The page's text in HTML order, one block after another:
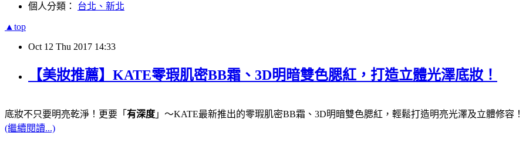
個人分類： 台北、新北
▲top
Oct 12 Thu 2017 14:33
【美妝推薦】KATE零瑕肌密BB霜、3D明暗雙色腮紅，打造立體光澤底妝！
底妝不只要明亮乾淨！更要「 有深度 」～KATE最新推出的零瑕肌密BB霜、3D明暗雙色腮紅，輕鬆打造明亮光澤及立體修容！
(繼續閱讀...)